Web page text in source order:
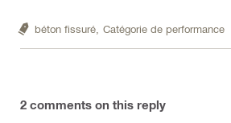
béton fissuré, Catégorie de performance
2 comments on this reply